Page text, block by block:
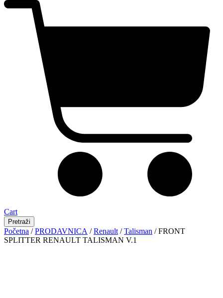
Cart
Pretraži
Početna /PRODAVNICA /Renault /Talisman / FRONT
SPLITTER RENAULT TALISMAN V.1